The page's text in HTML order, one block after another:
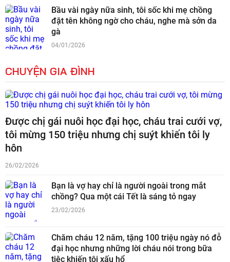
Bầu vài ngày nữa sinh, tôi sốc khi mẹ chồng
đặt tên không ngờ cho cháu, nghe mà sởn da
gà
04/01/2026
CHUYỆN GIA ĐÌNH
Được chị gái nuôi học đại học, cháu trai cưới vợ,
tôi mừng 150 triệu nhưng chị suýt khiến tôi ly
hôn
26/02/2026
Bạn là vợ hay chỉ là người ngoài trong mắt
chồng? Qua một cái Tết là sáng tỏ ngay
23/02/2026
Chăm cháu 12 năm, tặng 100 triệu ngày nó đỗ
đại học nhưng những lời cháu nói trong bữa
tiệc khiến tôi xấu hổ